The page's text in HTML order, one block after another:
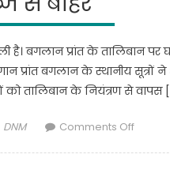
संस्कार
आज,
अमित
समेत
है। बगलान प्रांत के तालिबान
प्रांत बगलान के स्थानीय सूत्रों
को तालिबान के नियंत्रण से वापस
Author
DNM Comments Offon